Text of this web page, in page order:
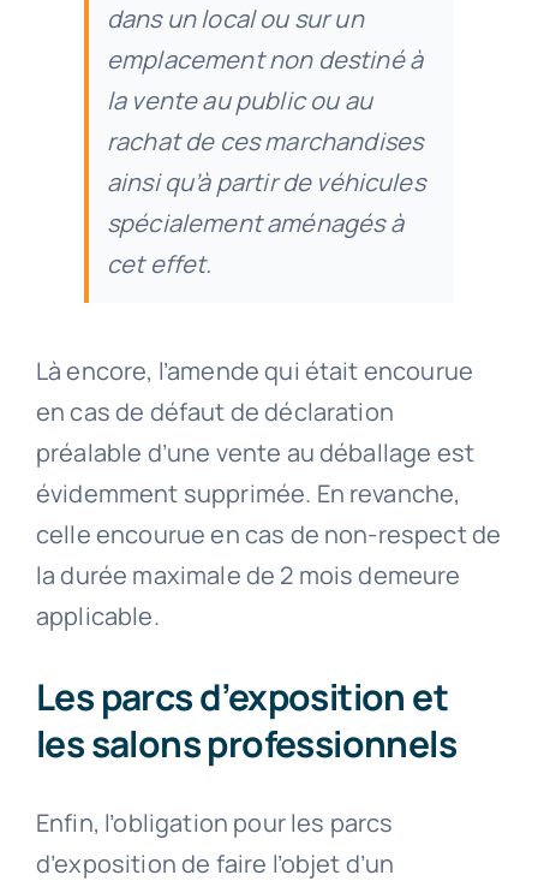
dans un local ou sur un
emplacement non destiné à
la vente au public ou au
rachat de ces marchandises
ainsi qu’à partir de véhicules
spécialement aménagés à
cet effet.
Là encore, l’amende qui était encourue
en cas de défaut de déclaration
préalable d’une vente au déballage est
évidemment supprimée. En revanche,
celle encourue en cas de non-respect de
la durée maximale de 2 mois demeure
applicable.
Les parcs d’exposition et
les salons professionnels
Enfin, l’obligation pour les parcs
d’exposition de faire l’objet d’un